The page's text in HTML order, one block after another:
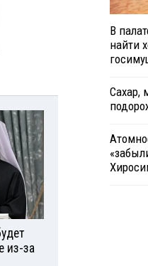
из-за
В
найти
Сахар,